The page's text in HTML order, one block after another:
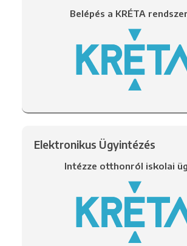
Belépés a KRÉTA
Elektronikus Ügyintézés
Intézze otthonról iskolai